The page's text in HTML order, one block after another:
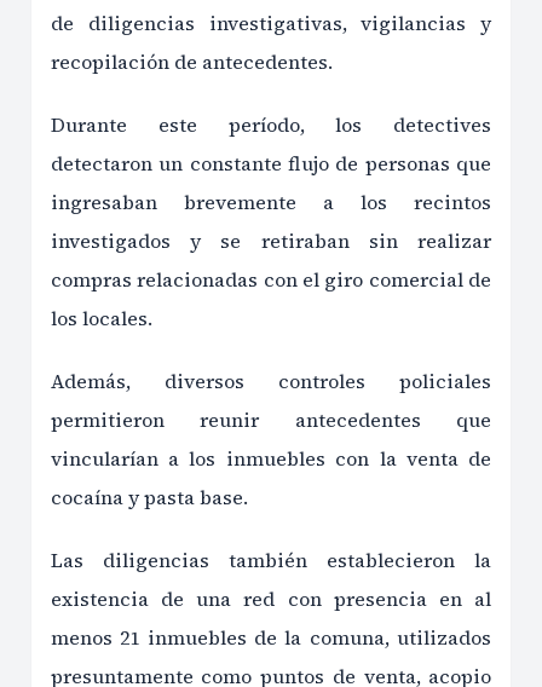
de diligencias investigativas, vigilancias y
recopilación de antecedentes.
Durante este período, los detectives
detectaron un constante flujo de personas que
ingresaban brevemente a los recintos
investigados y se retiraban sin realizar
compras relacionadas con el giro comercial de
los locales.
Además, diversos controles policiales
permitieron reunir antecedentes que
vincularían a los inmuebles con la venta de
cocaína y pasta base.
Las diligencias también establecieron la
existencia de una red con presencia en al
menos 21 inmuebles de la comuna, utilizados
presuntamente como puntos de venta, acopio